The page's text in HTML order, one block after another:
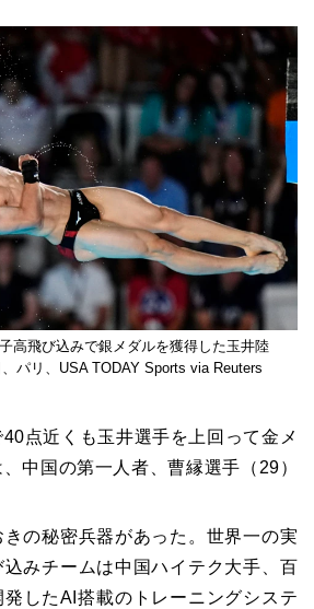
高飛び込みで銀メダルを獲得した玉井陸
パリ、USA TODAY Sports via Reuters
点近くも玉井選手を上回って金メ
中国の第一人者、曹縁選手（29）
の秘密兵器があった。世界一の実
みチームは中国ハイテク大手、百
したAI搭載のトレーニングシステ